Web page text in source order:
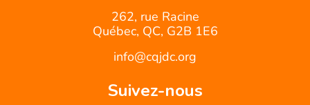
262, rue Racine
Québec, QC, G2B 1E6
info@cqjdc.org
Suivez-nous